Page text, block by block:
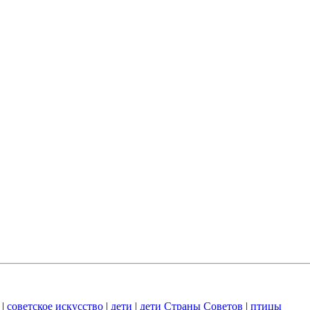
| советское искусство | дети | дети Страны Советов | птицы